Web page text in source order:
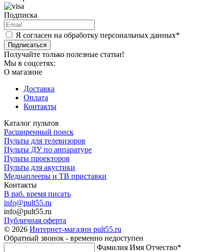
Подписка
Я согласен на обработку персональных данных*
Подписаться
Получайте только полезные статьи!
Мы в соцсетях:
О магазине
Доставка
Оплата
Контакты
Каталог пультов
Расширенный поиск
Пульты для телевизоров
Пульты ДУ по аппаратуре
Пульты проекторов
Пульты для акустики
Медиаплееры и ТВ приставки
Контакты
В раб. время писать
info@pult55.ru
info@pult55.ru
Публичная оферта
© 2026 Интернет-магазин pult55.ru
Обратный звонок - временно недоступен
Фамилия Имя Отчество*